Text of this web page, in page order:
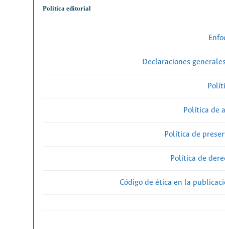
Política editorial
Declaraciones
Política de
Política de
Política de
Código de ética en la